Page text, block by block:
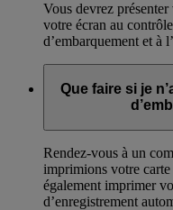
Vous devrez
votre écran au
d’embarquement et à
Que faire si je
Rendez-vous à un
imprimions votre
également imprimer
d’enregistrement